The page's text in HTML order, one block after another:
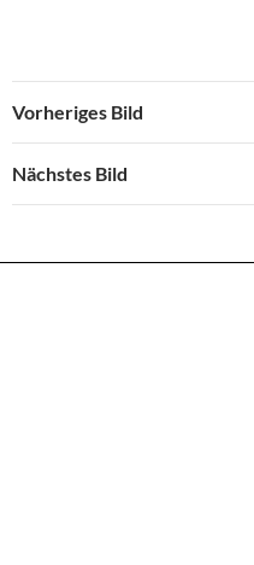
Vorheriges Bild
Nächstes Bild